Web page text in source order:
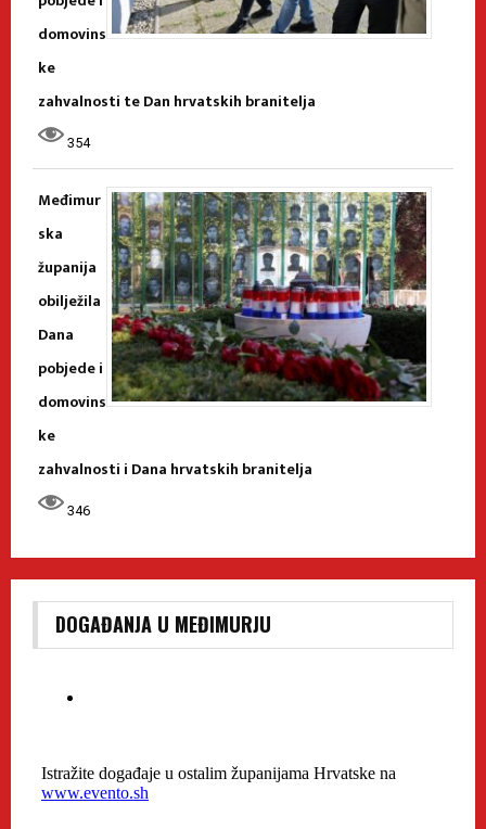
domovins
ke
zahvalnosti te Dan hrvatskih branitelja
354
Međimur
ska
županija
obilježila
Dana
pobjede i
domovins
ke
zahvalnosti i Dana hrvatskih branitelja
346
DOGAĐANJA U MEĐIMURJU